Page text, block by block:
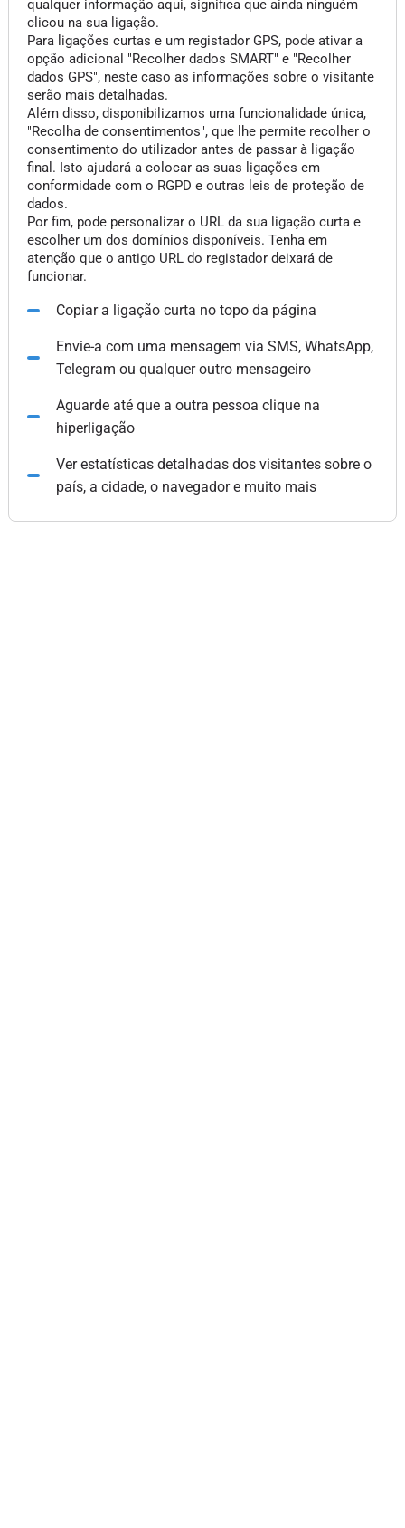
qualquer informação aqui, significa que ainda ninguém
clicou na sua ligação.
Para ligações curtas e um registador GPS, pode ativar a
opção adicional "Recolher dados SMART" e "Recolher
dados GPS", neste caso as informações sobre o visitante
serão mais detalhadas.
Além disso, disponibilizamos uma funcionalidade única,
"Recolha de consentimentos", que lhe permite recolher o
consentimento do utilizador antes de passar à ligação
final. Isto ajudará a colocar as suas ligações em
conformidade com o RGPD e outras leis de proteção de
dados.
Por fim, pode personalizar o URL da sua ligação curta e
escolher um dos domínios disponíveis. Tenha em
atenção que o antigo URL do registador deixará de
funcionar.
Copiar a ligação curta no topo da página
Envie-a com uma mensagem via SMS, WhatsApp,
Telegram ou qualquer outro mensageiro
Aguarde até que a outra pessoa clique na
hiperligação
Ver estatísticas detalhadas dos visitantes sobre o
país, a cidade, o navegador e muito mais